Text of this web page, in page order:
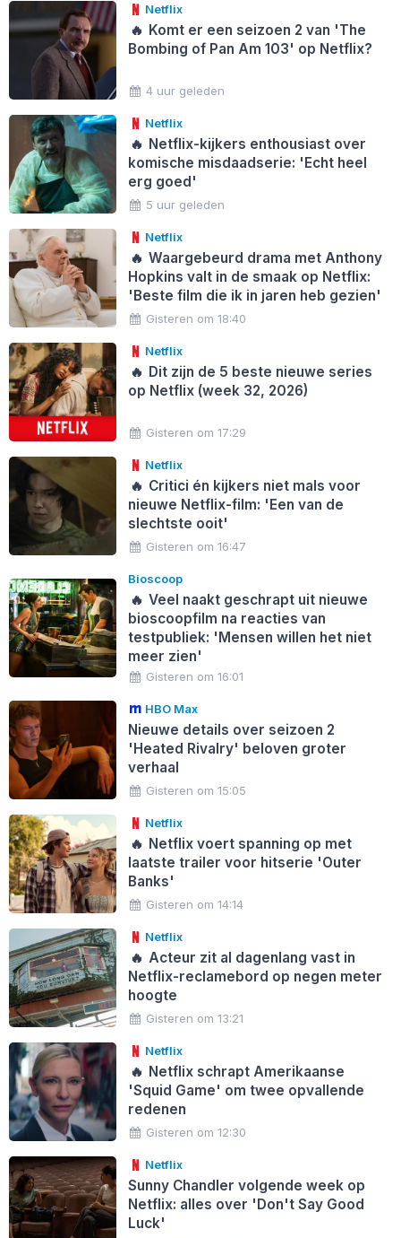
Netflix
🔥 Komt er een seizoen 2 van 'The
Bombing of Pan Am 103' op Netflix?
4 uur geleden
Netflix
🔥 Netflix-kijkers enthousiast over
komische misdaadserie: 'Echt heel
erg goed'
5 uur geleden
Netflix
🔥 Waargebeurd drama met Anthony
Hopkins valt in de smaak op Netflix:
'Beste film die ik in jaren heb gezien'
Gisteren om 18:40
Netflix
🔥 Dit zijn de 5 beste nieuwe series
op Netflix (week 32, 2026)
Gisteren om 17:29
Netflix
🔥 Critici én kijkers niet mals voor
nieuwe Netflix-film: 'Een van de
slechtste ooit'
Gisteren om 16:47
Bioscoop
🔥 Veel naakt geschrapt uit nieuwe
bioscoopfilm na reacties van
testpubliek: 'Mensen willen het niet
meer zien'
Gisteren om 16:01
HBO Max
Nieuwe details over seizoen 2
'Heated Rivalry' beloven groter
verhaal
Gisteren om 15:05
Netflix
🔥 Netflix voert spanning op met
laatste trailer voor hitserie 'Outer
Banks'
Gisteren om 14:14
Netflix
🔥 Acteur zit al dagenlang vast in
Netflix-reclamebord op negen meter
hoogte
Gisteren om 13:21
Netflix
🔥 Netflix schrapt Amerikaanse
'Squid Game' om twee opvallende
redenen
Gisteren om 12:30
Netflix
Sunny Chandler volgende week op
Netflix: alles over 'Don't Say Good
Luck'